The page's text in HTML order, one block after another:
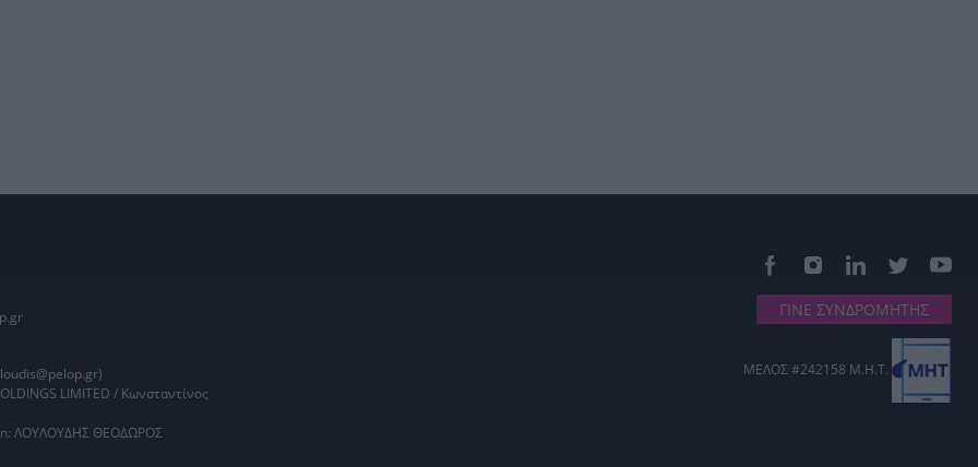
LIMITED / Κωνσταντίνος
ΛΟΥΛΟΥΔΗΣ ΘΕΟΔΩΡΟΣ
ΓΙΝΕ ΣΥΝΔΡΟΜΗΤΗΣ
ΜΕΛΟΣ #242158 Μ.Η.Τ.